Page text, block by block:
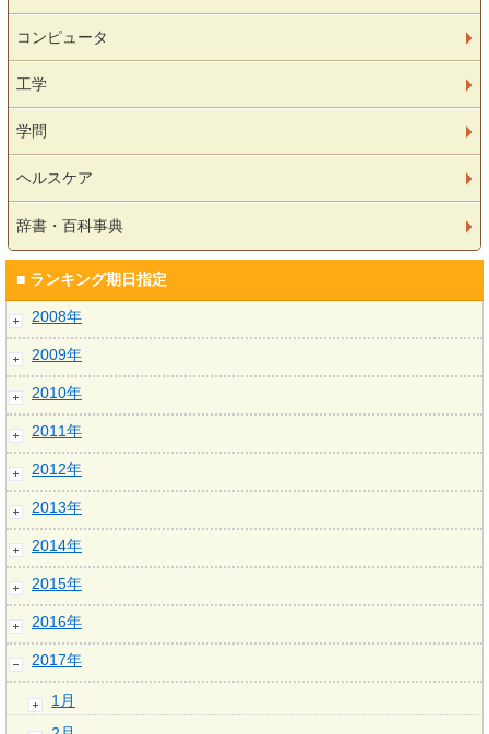
コンピュータ
工学
学問
ヘルスケア
辞書・百科事典
■ ランキング期日指定
2008年
2009年
2010年
2011年
2012年
2013年
2014年
2015年
2016年
2017年
1月